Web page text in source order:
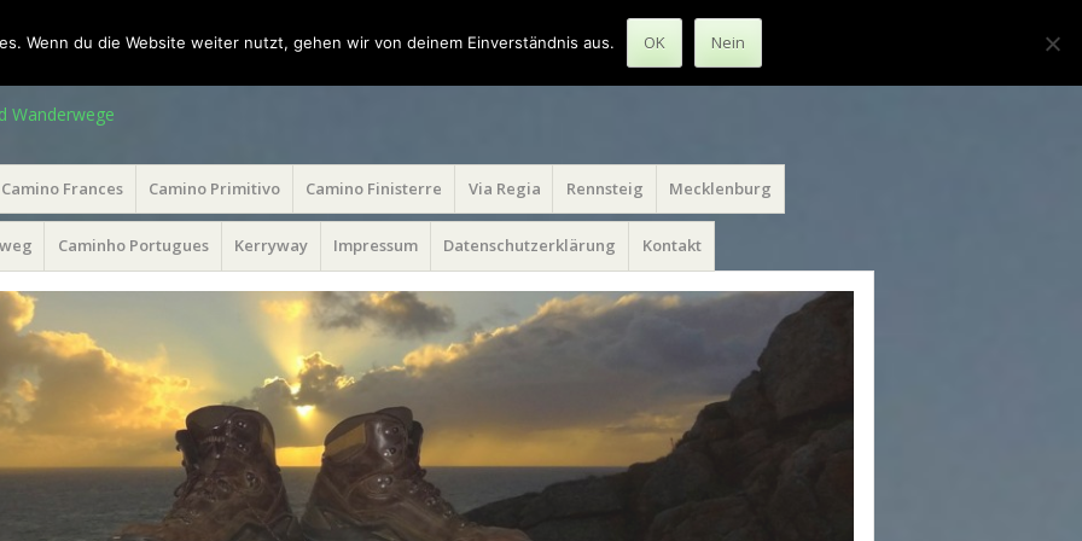
Wanderwege
Camino Frances Camino Primitivo Camino Finisterre Via Regia Rennsteig Mecklenburg
Caminho Portugues Kerryway Impressum Datenschutzerklärung Kontakt
Wenn du die Website weiter nutzt, gehen wir von deinem Einverständnis aus. OK Nein